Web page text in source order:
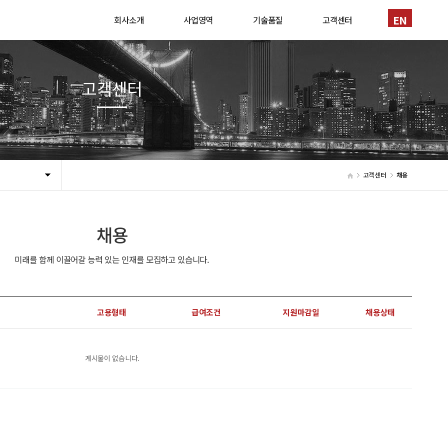
회사소개
CEO 인사말
연혁
Global Network
찾아오시는길
사업영역
육상 해상 연약지반
사업실적
기술품질
공법소개
장비현황
고객센터
채용
EN
고객센터 채용
고객센터
채용
미래를 함께 이끌어갈 능력 있는 인재를 모집하고 있습니다.
고용형태 급여조건 지원마감일 채용상태
게시물이 없습니다.